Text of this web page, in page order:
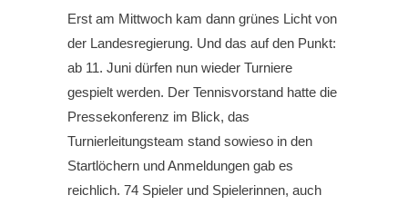
Erst am Mittwoch kam dann grünes Licht von
der Landesregierung. Und das auf den Punkt:
ab 11. Juni dürfen nun wieder Turniere
gespielt werden. Der Tennisvorstand hatte die
Pressekonferenz im Blick, das
Turnierleitungsteam stand sowieso in den
Startlöchern und Anmeldungen gab es
reichlich. 74 Spieler und Spielerinnen, auch